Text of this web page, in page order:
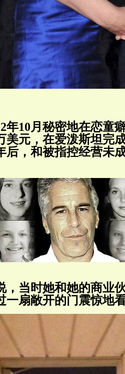
年10月秘密地在恋童
美元，在爱泼斯坦完
后，和被指控经营未
，当时她和她的商业
一扇敞开的门震惊地